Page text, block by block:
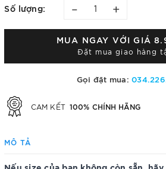
Số lượng: – +
MUA NGAY VỚI GIÁ
Đặt mua giao hàng
Gọi đặt mua:
CAM KẾT 100% CHÍNH HÃNG
MÔ TẢ